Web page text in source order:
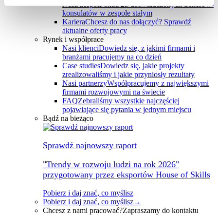
Nasz zespółPonad 25 doświadczonych trenerów-
konsulatów w zespole stałym
KarieraChcesz do nas dołączyć? Sprawdź
aktualne oferty pracy
Rynek i współprace
Nasi klienciDowiedz się, z jakimi firmami i
branżami pracujemy na co dzień
Case studiesDowiedz się, jakie projekty
zrealizowaliśmy i jakie przyniosły rezultaty
Nasi partnerzyWspółpracujemy z największymi
firmami rozwojowymi na świecie
FAQZebraliśmy wszystkie najczęściej
pojawiające się pytania w jednym miejscu
Bądź na bieżąco
Sprawdź najnowszy raport
"Trendy w rozwoju ludzi na rok 2026"
przygotowany przez eksportów House of Skills
Pobierz i daj znać, co myślisz
Pobierz i daj znać, co myślisz→
Chcesz z nami pracować?Zapraszamy do kontaktu